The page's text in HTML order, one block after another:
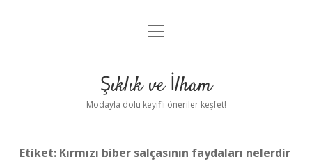
Anasayfa
Yasal Uyarı
menüyü
Şıklık ve İlham
Modayla dolu keyifli öneriler keşfet!
Etiket: Kırmızı biber salçasının faydaları nelerdir